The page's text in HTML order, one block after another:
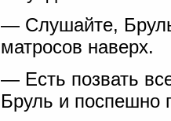
— Слушайте,
матросов наверх.
— Есть позвать
Бруль и поспешно